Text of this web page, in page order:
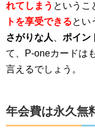
れてしまう というこ
トを享受できるとい
さがりな人
ポイン
て、P-oneカードは
言えるでしょう。
年会費は永久無